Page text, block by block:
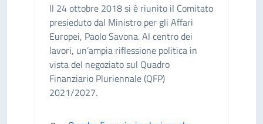
Il 24 ottobre 2018 si è riunito il Comitato
presieduto dal Ministro per gli Affari
Europei, Paolo Savona. Al centro dei
lavori, un’ampia riflessione politica in
vista del negoziato sul Quadro
Finanziario Pluriennale (QFP)
2021/2027.